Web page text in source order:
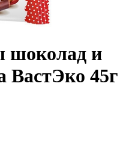
шоколад и
ВастЭко 45г